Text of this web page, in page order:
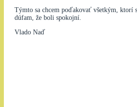
Týmto sa chcem poďakovať všetkým, ktorí
dúfam, že boli spokojní.
Vlado Naď